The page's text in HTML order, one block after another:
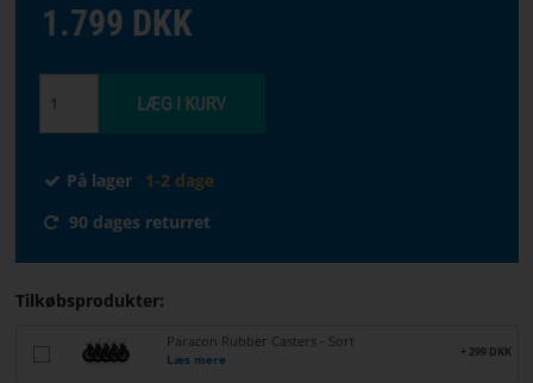
FORHANDLERE
HANDELSVILKÅR
PARACON
1.799 DKK
På lager
1-2 dage
90 dages returret
Tilkøbsprodukter:
Paracon Rubber Casters - Sort
Læs mere + 299 DKK